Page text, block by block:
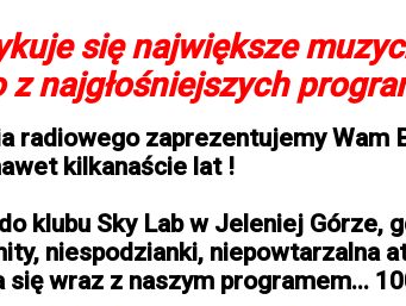
się największe
najgłośniejszych
radiowego zaprezentujemy
kilkanaście lat !
klubu Sky Lab w Jeleniej
niespodzianki,
wraz z naszym programem...